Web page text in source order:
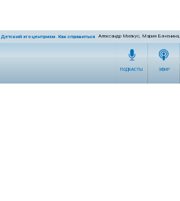
Детский эгоцентризм. Как справиться с ним родителям?
Александр Милкус, Мария Баченина,
ПОДКАСТЫ ЭФИР